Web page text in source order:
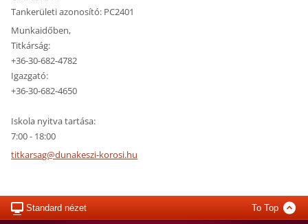
Tankerületi azonosító: PC2401
Munkaidőben,
Titkárság:
+36-30-682-4782
Igazgató:
+36-30-682-4650
Iskola nyitva tartása:
7:00 - 18:00
titkarsag@dunakeszi-korosi.hu
Standard nézet To Top